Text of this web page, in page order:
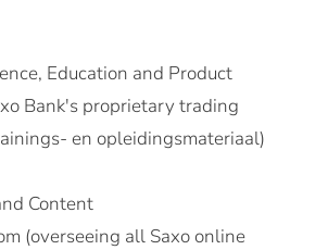
Education and Product
Bank's proprietary trading
en opleidingsmateriaal)
Content
(overseeing all Saxo online